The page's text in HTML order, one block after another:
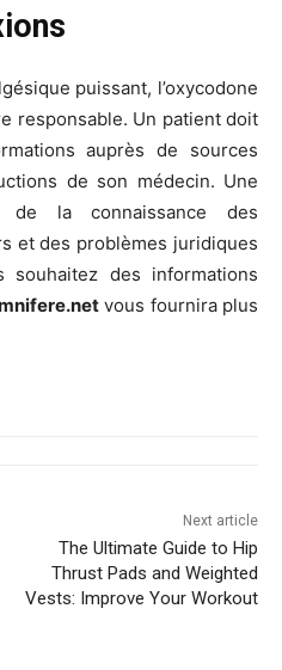
puissant, l’oxycodone
responsable. Un patient doit
auprès de sources
de son médecin. Une
de la connaissance des
et des problèmes juridiques
des informations
vous fournira plus
Next article
The Ultimate Guide to Hip
Thrust Pads and Weighted
Vests: Improve Your Workout